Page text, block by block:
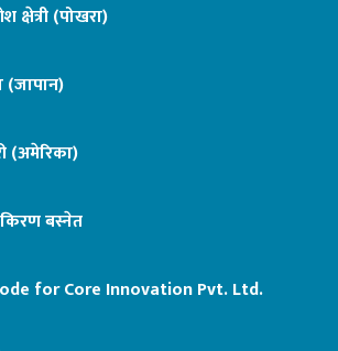
क्षेत्री (पोखरा)
(जापान)
किरण बस्नेत
for Core Innovation Pvt. Ltd.